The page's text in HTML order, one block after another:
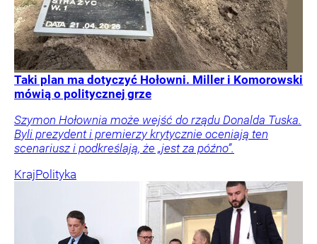
Taki plan ma dotyczyć Hołowni. Miller i Komorowski
mówią o politycznej grze
Szymon Hołownia może wejść do rządu Donalda Tuska.
Byli prezydent i premierzy krytycznie oceniają ten
scenariusz i podkreślają, że „jest za późno”.
KrajPolityka